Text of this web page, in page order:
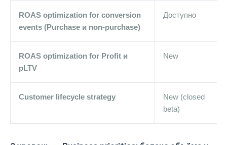
ROAS optimization for conversion
events (Purchase и non-purchase)
Доступно
ROAS optimization for Profit и
pLTV
New
Customer lifecycle strategy
New (closed
beta)